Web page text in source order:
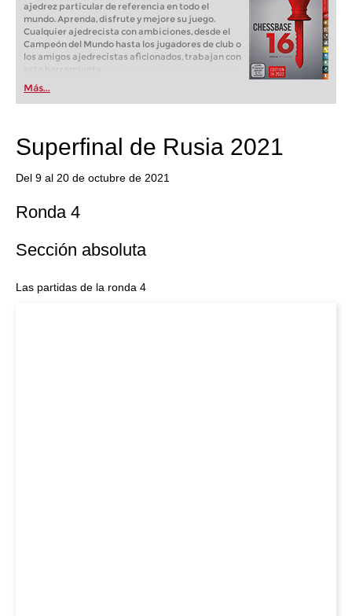
ajedrez particular de referencia en todo el
mundo. Aprenda, disfrute y mejore su juego.
Cualquier ajedrecista con ambiciones, desde el
Campeón del Mundo hasta los jugadores de club o
los amigos ajedrecistas aficionados, trabajan con
Más...
Superfinal de Rusia 2021
Del 9 al 20 de octubre de 2021
Ronda 4
Sección absoluta
Las partidas de la ronda 4